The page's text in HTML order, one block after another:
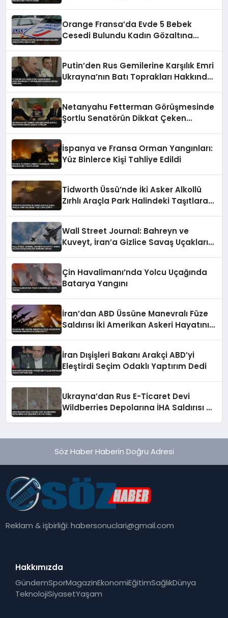
Orange Fransa’da Evde 5 Bebek
Cesedi Bulundu Kadın Gözaltına
Putin’den Rus Gemilerine Karşılık Emri
Ukrayna’nın Batı Toprakları Hakkında
Netanyahu Fetterman Görüşmesinde
Şortlu Senatörün Dikkat Çeken
İspanya ve Fransa Orman Yangınları:
Yüz Binlerce Kişi Tahliye Edildi
Tidworth Üssü’nde İki Asker Alkollü
Zırhlı Araçla Park Halindeki Taşıtlara
Wall Street Journal: Bahreyn ve
Kuveyt, İran’a Gizlice Savaş Uçakları
Çin Havalimanı’nda Yolcu Uçağında
Batarya Yangını
İran’dan ABD Üssüne Manevralı Füze
Saldırısı İki Amerikan Askeri Hayatını
İran Dışişleri Bakanı Arakçi ABD’yi
Eleştirdi Seçim Odaklı Yaptırım Dedi
Ukrayna’dan Rus E-Ticaret Devi
Wildberries Depolarına İHA Saldırısı 8
Söz Haber Haberin Doğru Adresi
Reklam & işbirliği:habersonuclari@gmail.com
Hakkımızda
GündemSporMagazinEkonomiEğitimSağlıkDünya
TeknolojiSiyasetYaşam